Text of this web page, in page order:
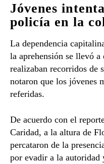
Jóvenes
policía en la
La dependencia
la aprehensión se llevó
realizaban recorridos de
notaron que los jóvenes
referidas.
De acuerdo con el
Caridad, a la altura de
percataron de la
por evadir a la autoridad